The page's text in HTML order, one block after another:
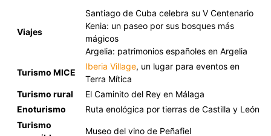
Viajes
Santiago de Cuba celebra su V Centenario
Kenia: un paseo por sus bosques más
mágicos
Argelia: patrimonios españoles en Argelia
Turismo MICE
Iberia Village, un lugar para eventos en
Terra Mítica
Turismo rural
El Caminito del Rey en Málaga
Enoturismo
Ruta enológica por tierras de Castilla y León
Turismo
Museo del vino de Peñafiel